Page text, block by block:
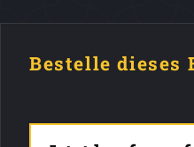
Bestelle dieses